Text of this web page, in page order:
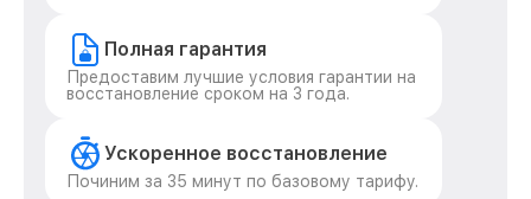
Полная гарантия
Предоставим лучшие условия гарантии на
восстановление сроком на 3 года.
Ускоренное восстановление
Починим за 35 минут по базовому тарифу.